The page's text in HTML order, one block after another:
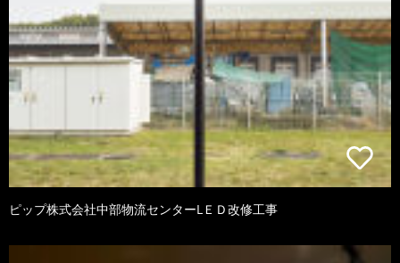
ピップ株式会社中部物流センターLＥＤ改修工事